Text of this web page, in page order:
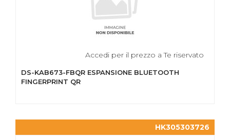
Accedi per il prezzo a Te riservato
DS-KAB673-FBQR ESPANSIONE BLUETOOTH
FINGERPRINT QR
HK305303726